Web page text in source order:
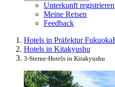
Unterkunft registrieren
Meine Reisen
Feedback
Hotels in Präfektur Fukuoka
Hotels in Kitakyushu
3-Sterne-Hotels in Kitakyushu